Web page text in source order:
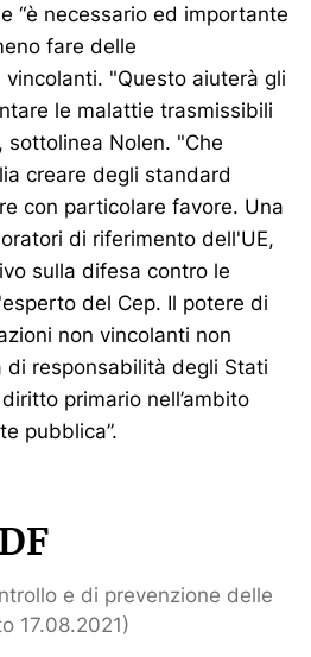
“è necessario ed importante
fare delle
"Questo aiuterà gli
le malattie trasmissibili
sottolinea Nolen. "Che
creare degli standard
con particolare favore. Una
di riferimento dell'UE,
sulla difesa contro le
del Cep. Il potere di
non vincolanti non
responsabilità degli Stati
primario nell’ambito
pubblica”.
e di prevenzione delle
17.08.2021)